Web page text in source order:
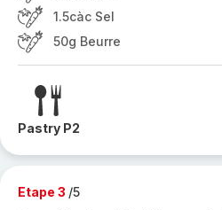
1.5càc Sel
50g Beurre
Pastry P2
Etape 3 /5